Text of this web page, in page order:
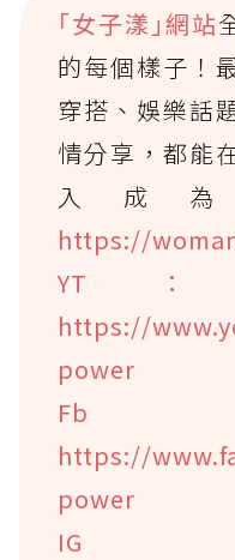
｢女子漾｣網站
的每個樣子！
穿搭、娛樂話
情分享，都能
入成
https://
YT
https://
power
https://
power